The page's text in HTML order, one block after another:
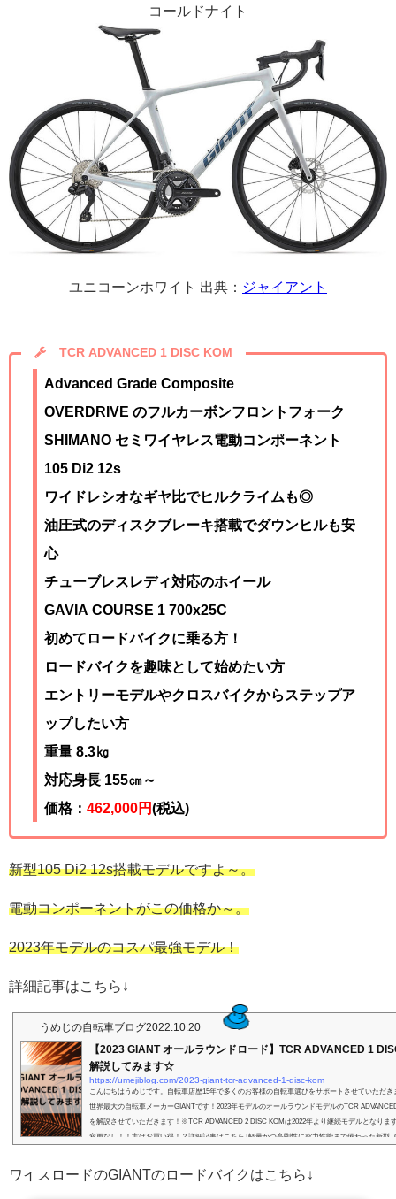
コールドナイト
ユニコーンホワイト 出典： ジャイアント
TCR ADVANCED 1 DISC KOM
Advanced Grade Composite
OVERDRIVE のフルカーボンフロントフォーク
SHIMANO セミワイヤレス電動コンポーネント
105 Di2 12s
ワイドレシオなギヤ比でヒルクライムも◎
油圧式のディスクブレーキ搭載でダウンヒルも安
心
チューブレスレディ対応のホイール
GAVIA COURSE 1 700x25C
初めてロードバイクに乗る方！
ロードバイクを趣味として始めたい方
エントリーモデルやクロスバイクからステップア
ップしたい方
重量 8.3㎏
対応身長 155㎝～
価格： 462,000円(税込)
新型105 Di2 12s搭載モデルですよ～。
電動コンポーネントがこの価格か～。
2023年モデルのコスパ最強モデル！
詳細記事はこちら↓
うめじの自転車ブログ2022.10.20
【2023 GIANT オールラウンドロード】TCR ADVANCED 1
解説してみます☆
https://umejiblog.com/2023-giant-tcr-advanced-1-disc-kom
こんにちはうめじです。自転車店歴15年で多くのお客様の自転車選びをサポートさせていただき
世界最大の自転車メーカーGIANTです！2023年モデルのオールラウンドモデルのTCR
を解説させていただきます！※TCR ADVANCED 2 DISC KOMは2022年より継続モデルとなりま
変更なし！！実はお買い得！？詳細記事はこちら↓軽量かつ高剛性に空力性能まで備わった新型
ワイズロードのGIANTのロードバイクはこちら↓